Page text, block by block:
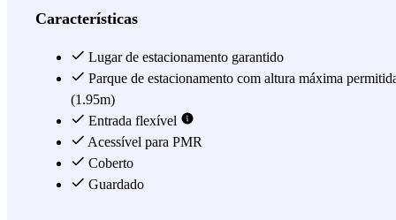
visitar la Triennale de Milán, la Arena Cívica y el Arco de la Paz en
Castello, el parking Buonaparte es ideal para aparcar en el casco
histórico de Milán, ya que desde el parking, a unos 10 minutos
andando, podrás llegar a Via Dante, a la Piazza Cordusio, a Via
Orefici, a la Piazza Mercanti, a la Piazza del Duomo (donde se sitúa
el imponente Duomo de Milán), la Galería Vittorio Emanuele, Via
Torino, el Palacio Real, el Museo del Novecento y también el
célebre Teatro alla Scala. En los alrededores del parking Buonaparte
Características
Lugar de estacionamento garantido
Parque de estacionamento com altura máxima
(1.95m)
Entrada flexível
Acessível para PMR
Coberto
Guardado